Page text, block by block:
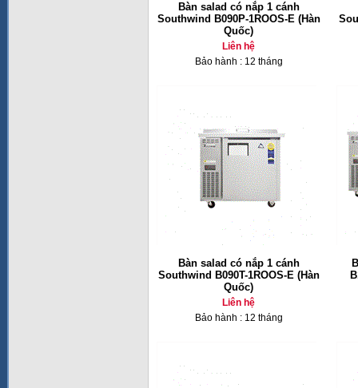
Bàn salad có nắp 1 cánh
Southwind B090P-1ROOS-E (Hàn
Quốc)
Liên hệ
Bảo hành : 12 tháng
Bàn salad có nắp 1 cánh
Southwind B090T-1ROOS-E (Hàn
Quốc)
Liên hệ
Bảo hành : 12 tháng